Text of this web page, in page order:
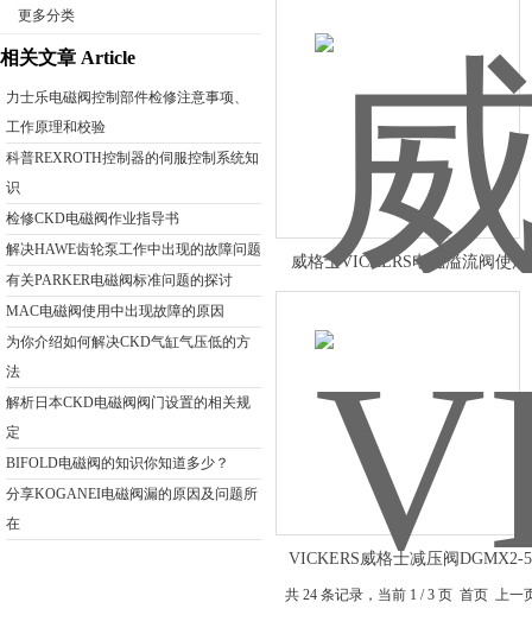
更多分类
相关文章 Article
力士乐电磁阀控制部件检修注意事项、
工作原理和校验
科普REXROTH控制器的伺服控制系统知
识
检修CKD电磁阀作业指导书
解决HAWE齿轮泵工作中出现的故障问题
有关PARKER电磁阀标准问题的探讨
MAC电磁阀使用中出现故障的原因
为你介绍如何解决CKD气缸气压低的方
法
解析日本CKD电磁阀阀门设置的相关规
定
BIFOLD电磁阀的知识你知道多少？
分享KOGANEI电磁阀漏的原因及问题所
在
威格士VICKERS电磁溢流阀使用
VICKERS威格士减压阀DGMX2-
共 24 条记录，当前 1 / 3 页 首页 上